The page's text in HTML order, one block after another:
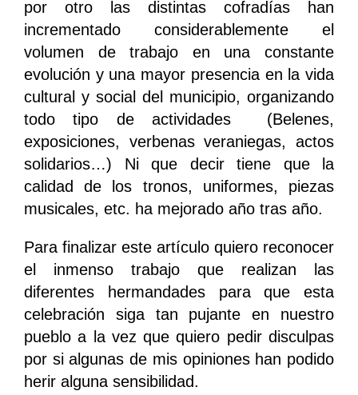
por otro las distintas cofradías han
incrementado considerablemente el
volumen de trabajo en una constante
evolución y una mayor presencia en la vida
cultural y social del municipio, organizando
todo tipo de actividades (Belenes,
exposiciones, verbenas veraniegas, actos
solidarios…) Ni que decir tiene que la
calidad de los tronos, uniformes, piezas
musicales, etc. ha mejorado año tras año.
Para finalizar este artículo quiero reconocer
el inmenso trabajo que realizan las
diferentes hermandades para que esta
celebración siga tan pujante en nuestro
pueblo a la vez que quiero pedir disculpas
por si algunas de mis opiniones han podido
herir alguna sensibilidad.